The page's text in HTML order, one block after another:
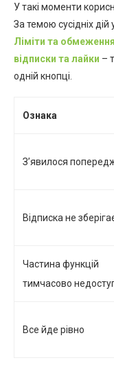
У такі моменти
За темою сусідніх
Ліміти та
відписки та лайки –
одній кнопці.
Ознака
З’явилося
Відписка не
Частина функцій
тимчасово
Все йде рівно